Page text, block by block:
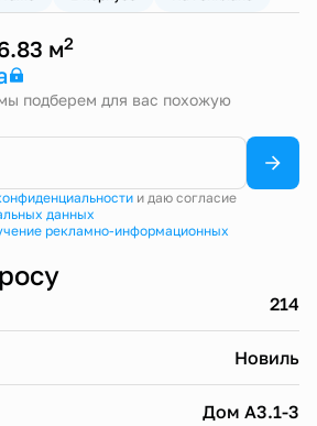
м2
подберем для вас похожую
и даю согласие
данных
рекламно-информационных
214
Новиль
Дом А3.1-3